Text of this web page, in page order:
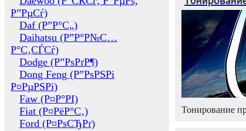
Р”РµСѓ)
Daf (Р”Р°С„)
Daihatsu (Р”Р°Р№С…
Р°С‚СЃСѓ)
Dodge (Р”РѕРґР¶)
Dong Feng (Р”РѕРЅРі
Р¤РµРЅРі)
Faw (Р¤Р°РІ)
Fiat (Р¤РёР°С‚)
Ford (Р¤РѕСЂРґ)
Тонирование